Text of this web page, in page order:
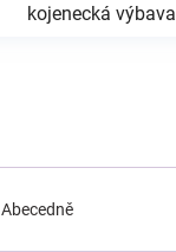
kojenecká výbava
Abecedně